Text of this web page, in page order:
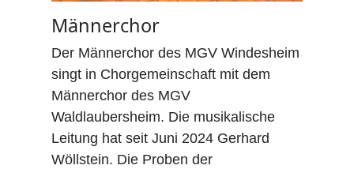
Männerchor
Der Männerchor des MGV Windesheim
singt in Chorgemeinschaft mit dem
Männerchor des MGV
Waldlaubersheim. Die musikalische
Leitung hat seit Juni 2024 Gerhard
Wöllstein. Die Proben der